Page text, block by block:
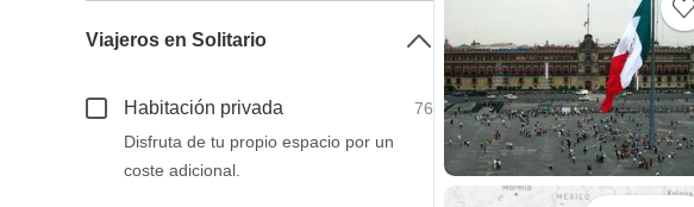
Viajeros en Solitario
Habitación privada
76
Disfruta de tu propio espacio por un
coste adicional.